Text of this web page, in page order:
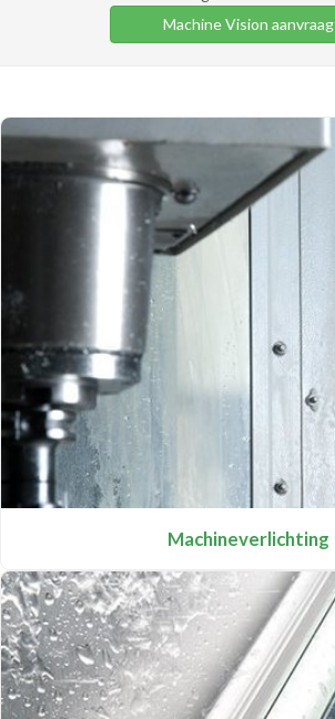
Machine Vision aanvraag
Machineverlichting